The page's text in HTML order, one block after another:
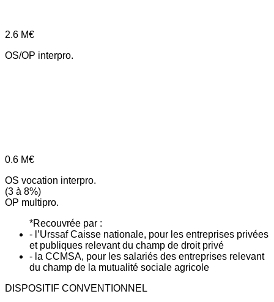
2.6 M€
OS/OP interpro.
0.6 M€
OS vocation interpro.
(3 à 8%)
OP multipro.
*Recouvrée par :
- l’Urssaf Caisse nationale, pour les entreprises privées
et publiques relevant du champ de droit privé
- la CCMSA, pour les salariés des entreprises relevant
du champ de la mutualité sociale agricole
DISPOSITIF CONVENTIONNEL